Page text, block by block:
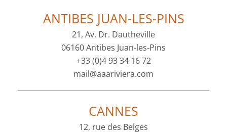
ANTIBES JUAN-LES-PINS
21, Av. Dr. Dautheville
06160 Antibes Juan-les-Pins
+33 (0)4 93 34 16 72
mail@aaariviera.com
CANNES
12, rue des Belges